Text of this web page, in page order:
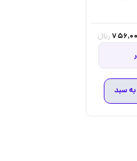
ریال
سبد